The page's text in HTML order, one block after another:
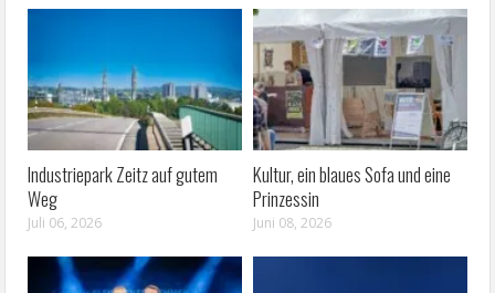
Industriepark Zeitz auf gutem
Weg
Juli 06, 2026
Kultur, ein blaues Sofa und eine
Prinzessin
Juni 08, 2026